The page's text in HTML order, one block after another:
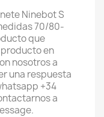
Ninebot S
70/80-
que
en
nosotros a
una respuesta
+34
a